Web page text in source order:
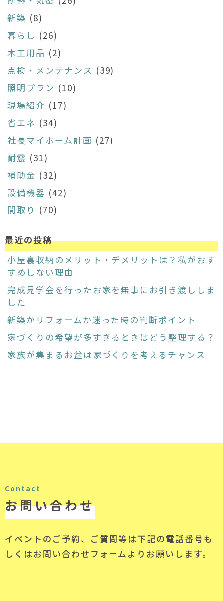
新築 (8)
暮らし (26)
木工用品 (2)
点検・メンテナンス (39)
照明プラン (10)
現場紹介 (17)
省エネ (34)
社長マイホーム計画 (27)
耐震 (31)
補助金 (32)
設備機器 (42)
間取り (70)
最近の投稿
小屋裏収納のメリット・デメリットは？私がおす
すめしない理由
完成見学会を行ったお家を無事にお引き渡ししま
した
新築かリフォームか迷った時の判断ポイント
家づくりの希望が多すぎるときはどう整理する？
家族が集まるお盆は家づくりを考えるチャンス
Contact
お問い合わせ
イベントのご予約、ご質問等は下記の電話番号も
しくはお問い合わせフォームよりお願いします。